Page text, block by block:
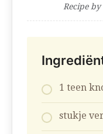
Recipe by
1 teen
stukje